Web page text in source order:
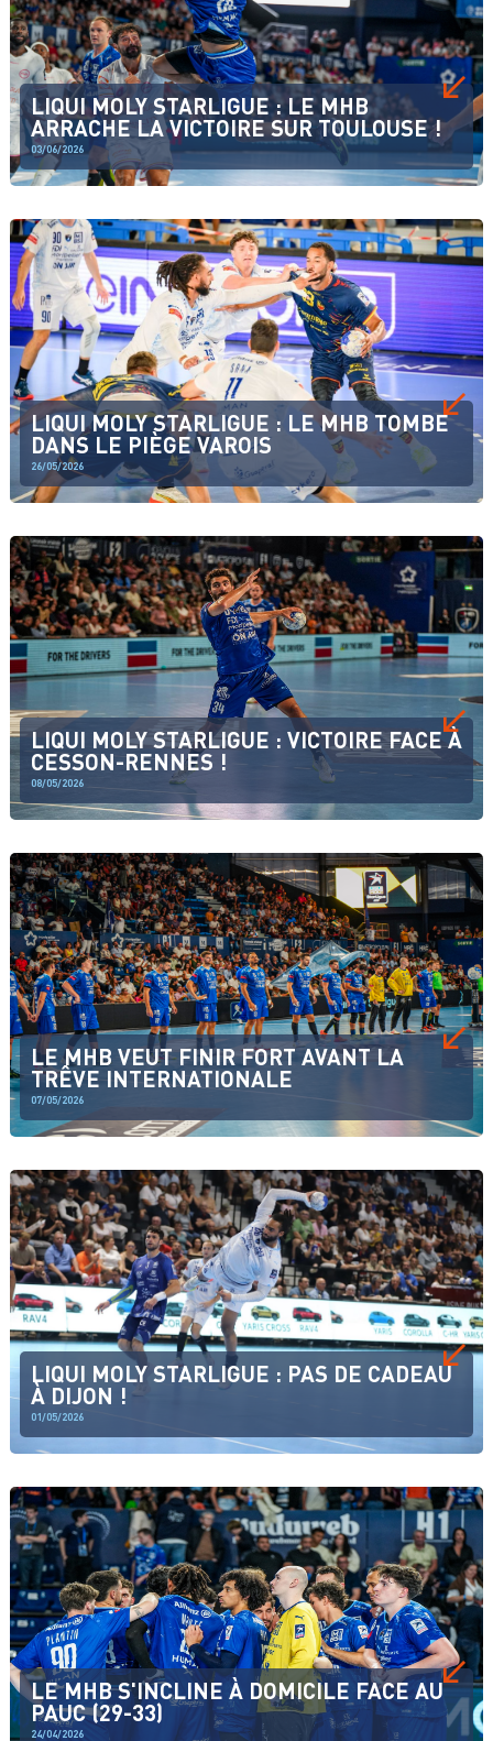
LIQUI MOLY STARLIGUE : LE MHB
ARRACHE LA VICTOIRE SUR TOULOUSE !
03/06/2026
LIQUI MOLY STARLIGUE : LE MHB TOMBE
DANS LE PIÈGE VAROIS
26/05/2026
LIQUI MOLY STARLIGUE : VICTOIRE FACE À
CESSON-RENNES !
08/05/2026
LE MHB VEUT FINIR FORT AVANT LA
TRÊVE INTERNATIONALE
07/05/2026
LIQUI MOLY STARLIGUE : PAS DE CADEAU
À DIJON !
01/05/2026
LE MHB S'INCLINE À DOMICILE FACE AU
PAUC (29-33)
24/04/2026